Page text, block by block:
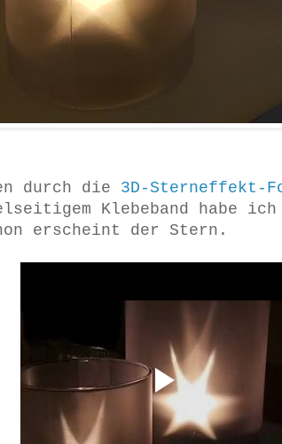
durch die 3D-Sterneffekt-
Klebeband habe
erscheint der Stern.